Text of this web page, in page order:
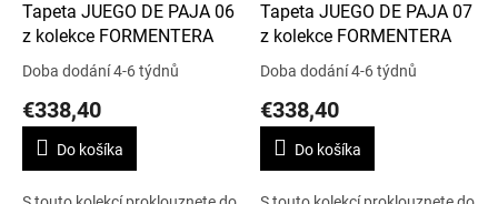
Tapeta JUEGO DE PAJA 06
z kolekce FORMENTERA
Doba dodání 4-6 týdnů
€338,40
Do košíka
Tapeta JUEGO DE PAJA 07
z kolekce FORMENTERA
Doba dodání 4-6 týdnů
€338,40
Do košíka